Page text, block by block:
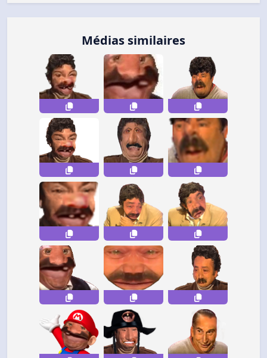
Médias similaires